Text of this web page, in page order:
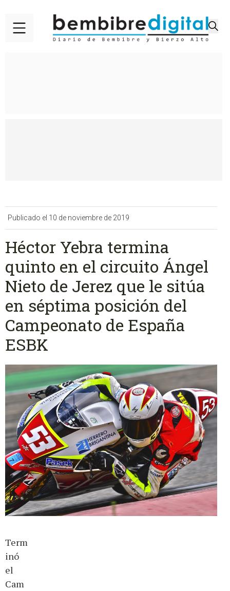
Publicado el 10 de noviembre de 2019
Héctor Yebra termina
quinto en el circuito Ángel
Nieto de Jerez que le sitúa
en séptima posición del
Campeonato de España
ESBK
Term
inó
el
Cam